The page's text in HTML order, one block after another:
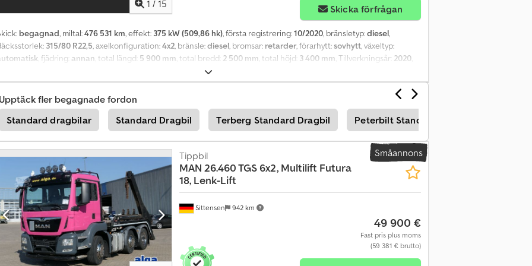
1 / 15 Skicka förfrågan
begagnad, miltal:476 531 km, effekt: 375 kW (509,86 hk), första registrering:10/2020, bränsletyp:diesel,
315/80 R22,5, axelkonfiguration:4x2, bränsle:diesel, bromsar: retarder, förarhytt:sovhytt, växeltyp:
, fjädring: annan, total längd: 5 900 mm, total bredd: 2 500 mm, total höjd: 3 400 mm, Tillverkningsår: 2020,
ABS, elektrisk fönsterhiss, farthållare, krockkudde, kylskåp, luftkonditionering, retarder, servostyrning,
, = Ytterligare alternativ och utrustning = - Aluminium-bränsletank - Takspoiler - Klimatanläggning - Radio/CD-
spelare - Sovhytt - Startspärr = Ytterligare information = Däckdimension: 315/80 R22,5 Csdsznpd Eepfx Ah Uerf
Framaxel: Styrbar; Fjädring: Parabelfjädring Bakaxel: Dubbelmonterade hjul; Fjädring: Luftfjädring Tjänstevikt: 7 386 kg
Lastkapacitet: 11 614 kg Totalvikt: 19 000 kg Miljöklass: Euro 6d Besiktning giltig till: 12.2026 Referensnummer: 69
Upptäck fler begagnade fordon
Standard dragbilar
Standard Dragbil Terberg Standard Dragbil Peterbilt Standard Dragbil
Småannons
Sittensen 942 km
Tippbil
MAN 26.460 TGS 6x2, Multilift Futura
18, Lenk-Lift
49 900 €
Fast pris plus moms
(59 381 € brutto)